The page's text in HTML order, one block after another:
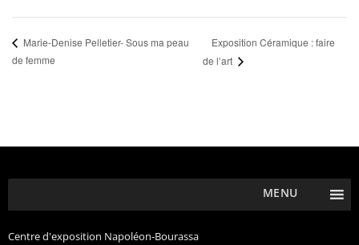
Marie-Denise Pelletier- Sous ma peau
de femme
Exposition Céramique : faire
de l’art
MENU
Centre d'exposition Napoléon-Bourassa